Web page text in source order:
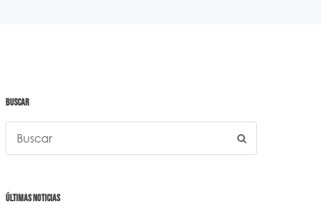
BUSCAR
ÚLTIMAS NOTICIAS